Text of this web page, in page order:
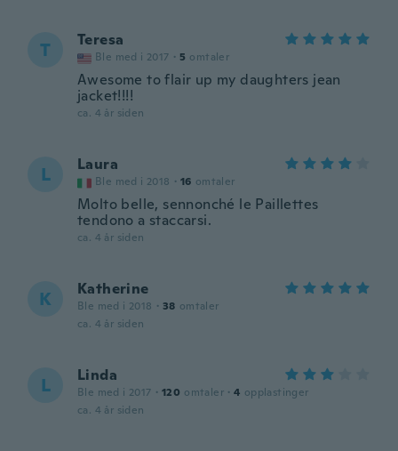
T Teresa
Ble med i 2017 · 5 omtaler
Awesome to flair up my daughters jean
jacket!!!!
ca. 4 år siden
L Laura
Ble med i 2018 · 16 omtaler
Molto belle, sennonché le Paillettes
tendono a staccarsi.
ca. 4 år siden
K Katherine
Ble med i 2018 · 38 omtaler
ca. 4 år siden
L Linda
Ble med i 2017 · 120 omtaler · 4 opplastinger
ca. 4 år siden